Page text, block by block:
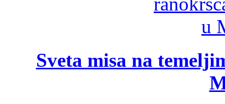
Sveta misa na